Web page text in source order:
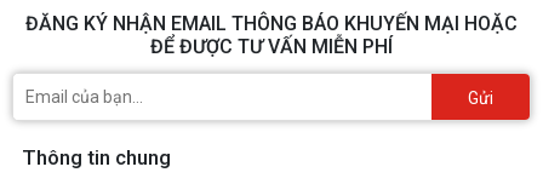
ĐĂNG KÝ NHẬN EMAIL THÔNG BÁO KHUYẾN MẠI HOẶC
ĐỂ ĐƯỢC TƯ VẤN MIỄN PHÍ
Gửi
Thông tin chung